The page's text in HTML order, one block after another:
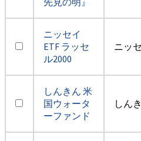
ニッセイ
ETF ラッセ
ル2000
ニッ
しんきん 米
国ウォータ
ーファンド
しん